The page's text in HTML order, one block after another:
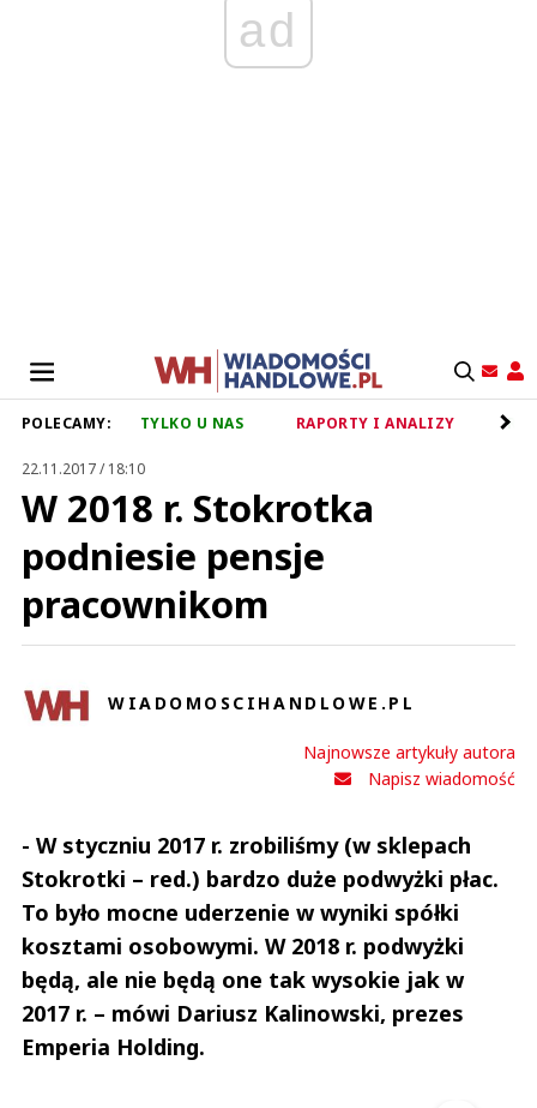
ad
POLECAMY: TYLKO U NAS RAPORTY I ANALIZY
22.11.2017 / 18:10
W 2018 r. Stokrotka
podniesie pensje
pracownikom
WIADOMOSCIHANDLOWE.PL
Najnowsze artykuły autora
Napisz wiadomość
- W styczniu 2017 r. zrobiliśmy (w sklepach
Stokrotki – red.) bardzo duże podwyżki płac.
To było mocne uderzenie w wyniki spółki
kosztami osobowymi. W 2018 r. podwyżki
będą, ale nie będą one tak wysokie jak w
2017 r. – mówi Dariusz Kalinowski, prezes
Emperia Holding.